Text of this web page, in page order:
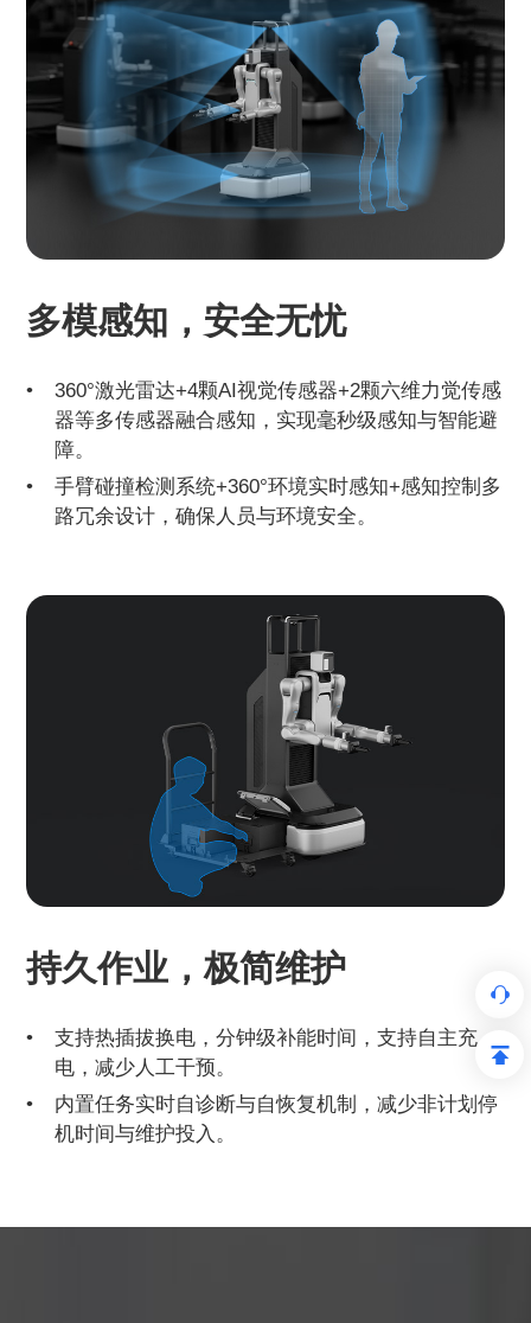
多模感知，安全无忧
360°激光雷达+4颗AI视觉传感器+2颗六维力觉传感
器等多传感器融合感知，实现毫秒级感知与智能避
障。
手臂碰撞检测系统+360°环境实时感知+感知控制多
路冗余设计，确保人员与环境安全。
持久作业，极简维护
支持热插拔换电，分钟级补能时间，支持自主充
电，减少人工干预。
内置任务实时自诊断与自恢复机制，减少非计划停
机时间与维护投入。